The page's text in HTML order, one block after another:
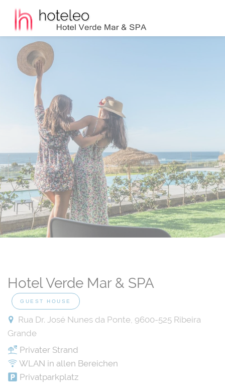
Hotel Verde Mar & SPA
GUEST HOUSE
Rua Dr. José Nunes da Ponte, 9600-525 Ribeira
Grande
Privater Strand
WLAN in allen Bereichen
Privatparkplatz